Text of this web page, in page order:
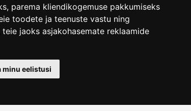
, parema kliendikogemuse pakkumiseks
toodete ja teenuste vastu ning
teie jaoks asjakohasemate reklaamide
minu eelistusi